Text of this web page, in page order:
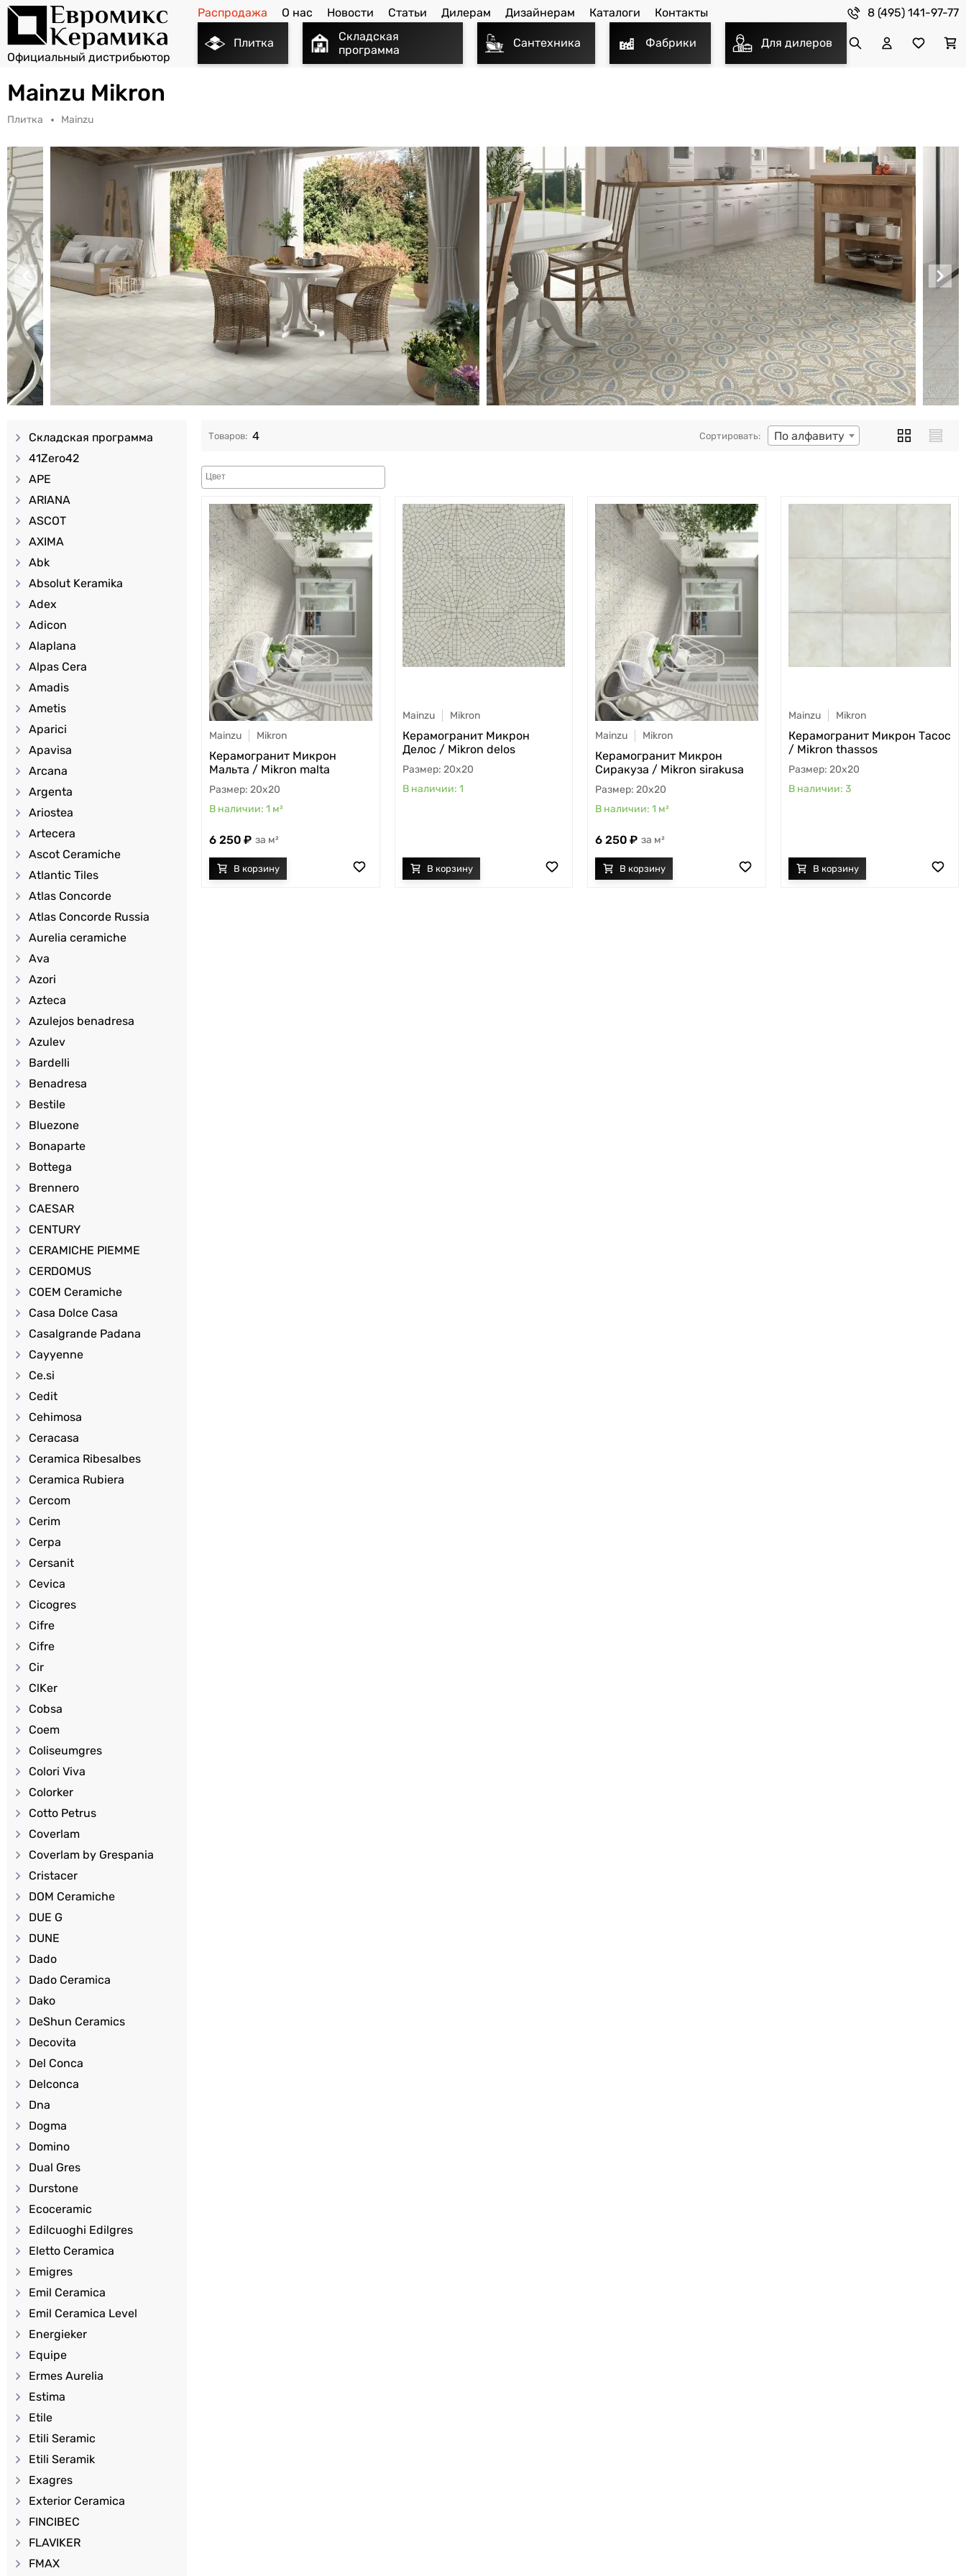
Распродажа О нас Новости Статьи Дилерам Дизайнерам Каталоги Контакты 8 (495) 141-97-77
Плитка
Складская
программа
Сантехника Фабрики Для дилеров
Mainzu Mikron
Плитка Mainzu
Складская программа
41Zero42
APE
ARIANA
ASCOT
AXIMA
Abk
Absolut Keramika
Adex
Adicon
Alaplana
Alpas Cera
Amadis
Ametis
Aparici
Apavisa
Arcana
Argenta
Ariostea
Artecera
Ascot Ceramiche
Atlantic Tiles
Atlas Concorde
Atlas Concorde Russia
Aurelia ceramiche
Ava
Azori
Azteca
Azulejos benadresa
Azulev
Bardelli
Benadresa
Bestile
Bluezone
Bonaparte
Bottega
Brennero
CAESAR
CENTURY
CERAMICHE PIEMME
CERDOMUS
COEM Ceramiche
Casa Dolce Casa
Casalgrande Padana
Cayyenne
Ce.si
Cedit
Cehimosa
Ceracasa
Ceramica Ribesalbes
Ceramica Rubiera
Cercom
Cerim
Cerpa
Cersanit
Cevica
Cicogres
Cifre
Cifre
Cir
ClKer
Cobsa
Coem
Coliseumgres
Colori Viva
Colorker
Cotto Petrus
Coverlam
Coverlam by Grespania
Cristacer
DOM Ceramiche
DUE G
DUNE
Dado
Dado Ceramica
Dako
DeShun Ceramics
Decovita
Del Conca
Delconca
Dna
Dogma
Domino
Dual Gres
Durstone
Ecoceramic
Edilcuoghi Edilgres
Eletto Ceramica
Emigres
Emil Ceramica
Emil Ceramica Level
Energieker
Equipe
Ermes Aurelia
Estima
Etile
Etili Seramic
Etili Seramik
Exagres
Exterior Ceramica
FINCIBEC
FLAVIKER
FMAX
4 По алфавиту
Mainzu Mikron
Керамогранит Микрон
Мальта / Mikron malta
20x20
1 м²
6 250 м²
Mainzu Mikron
Керамогранит Микрон
Делос / Mikron delos
20x20
1
Mainzu Mikron
Керамогранит Микрон
Сиракуза / Mikron sirakusa
20x20
1 м²
6 250 м²
Mainzu Mikron
Керамогранит Микрон Тасос
/ Mikron thassos
20x20
3